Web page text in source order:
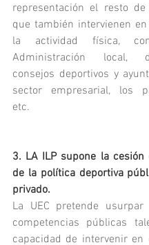
representación el resto
que también intervienen
la actividad física,
Administración local,
consejos deportivos y
sector empresarial, los
etc.
3. LA ILP supone la cesión
de la política deportiva
privado.
La UEC pretende
competencias públicas
capacidad de intervenir en